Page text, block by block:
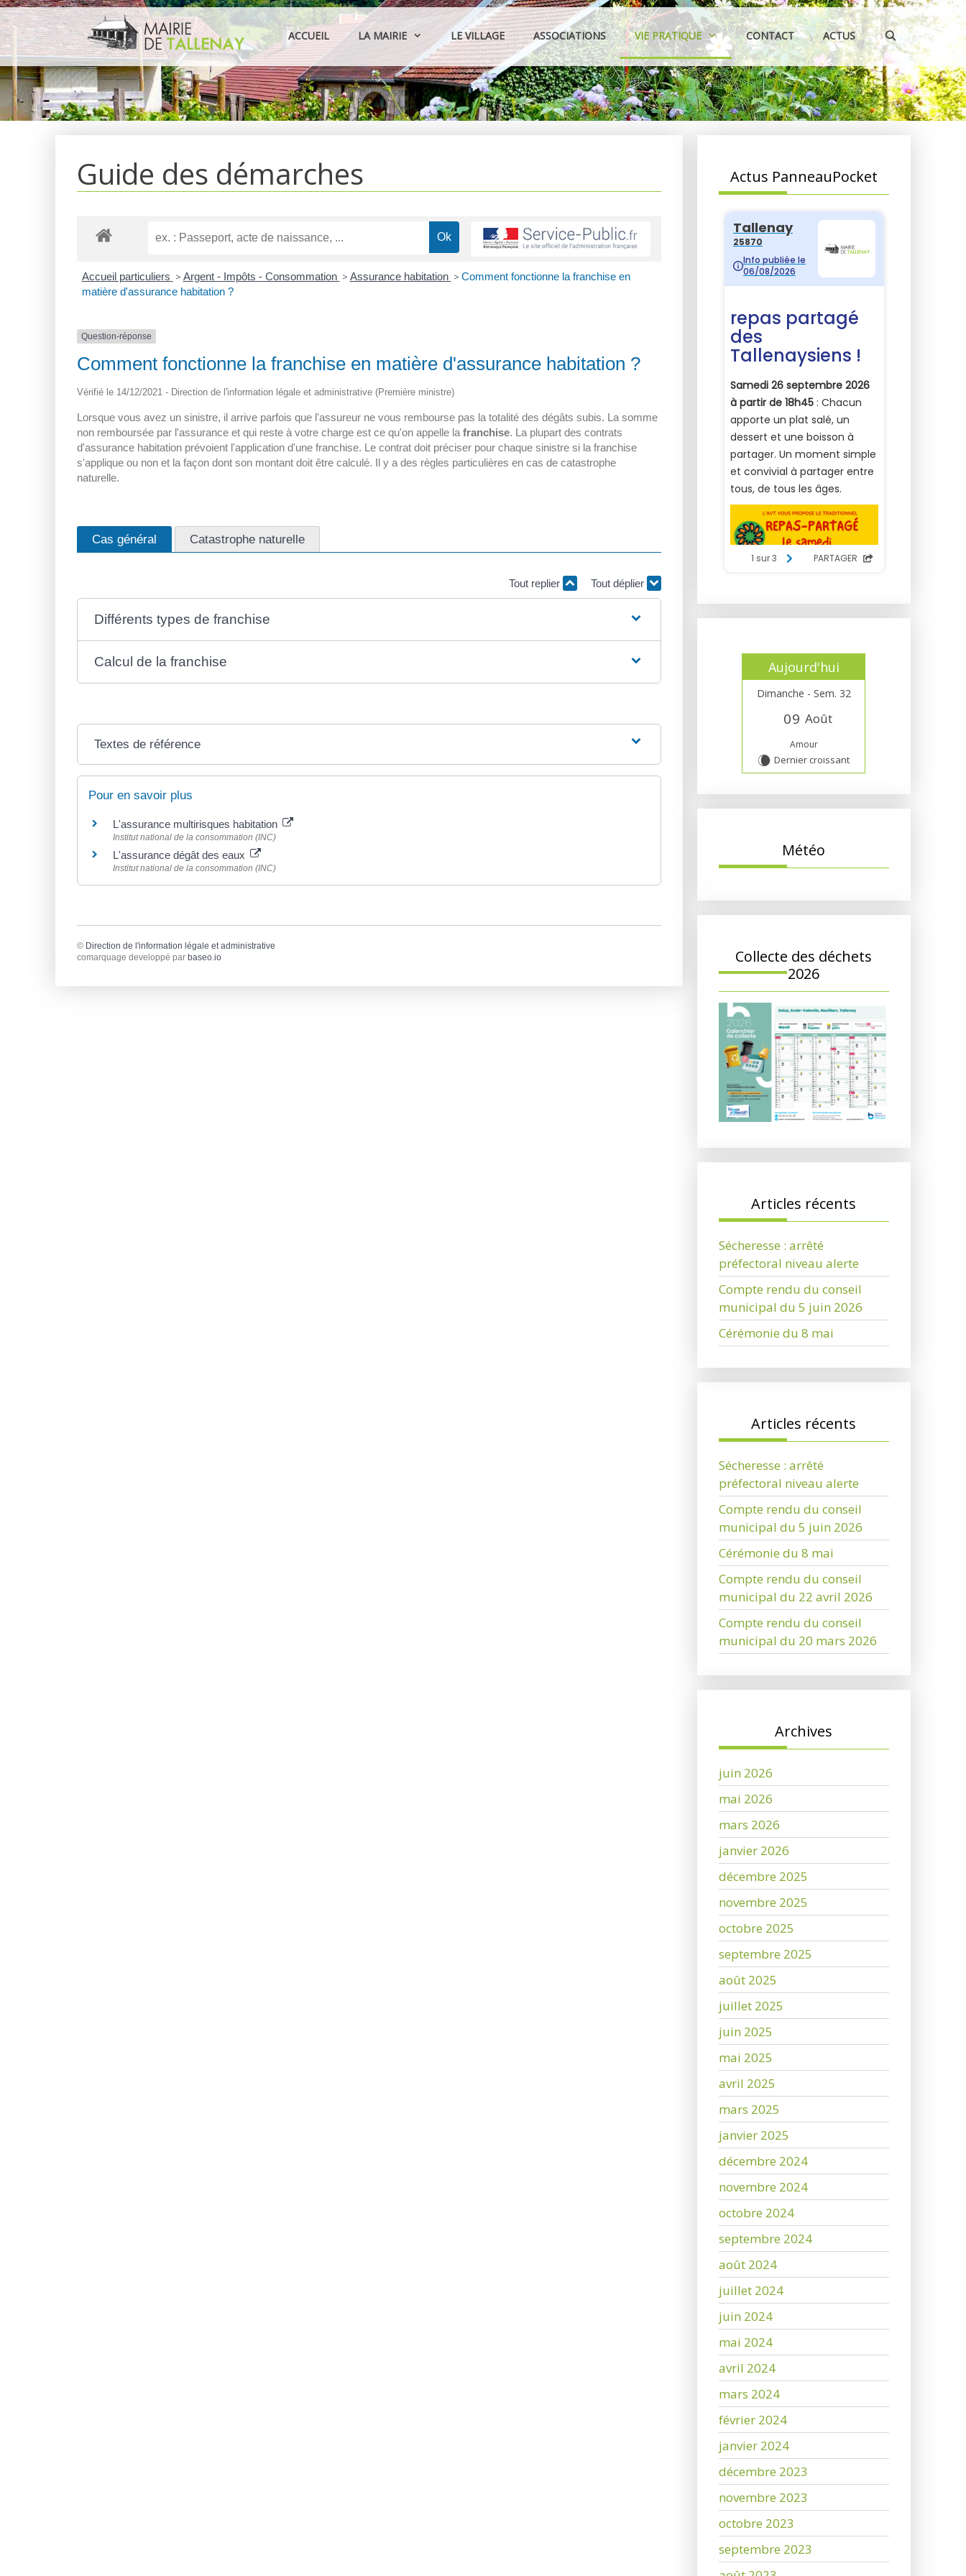
Aller
au
contenu
ACCUEIL LA MAIRIE LE VILLAGE ASSOCIATIONS VIE PRATIQUE CONTACT ACTUS
Guide des démarches
Accueil particuliers > Argent - Impôts - Consommation > Assurance habitation > Comment fonctionne la franchise en
matière d'assurance habitation ?
Question-réponse
Comment fonctionne la franchise en matière d'assurance habitation ?
Vérifié le 14/12/2021 - Direction de l'information légale et administrative (Première ministre)
Lorsque vous avez un sinistre, il arrive parfois que l'assureur ne vous rembourse pas la totalité des dégâts subis. La somme
non remboursée par l'assurance et qui reste à votre charge est ce qu'on appelle la franchise. La plupart des contrats
d'assurance habitation prévoient l'application d'une franchise. Le contrat doit préciser pour chaque sinistre si la franchise
s'applique ou non et la façon dont son montant doit être calculé. Il y a des règles particulières en cas de catastrophe
naturelle.
Cas général Catastrophe naturelle
Tout replier Tout déplier
Différents types de franchise
Calcul de la franchise
Textes de référence
Pour en savoir plus
L'assurance multirisques habitation
Institut national de la consommation (INC)
L'assurance dégât des eaux
Institut national de la consommation (INC)
© Direction de l'information légale et administrative
comarquage developpé par baseo.io
Actus PanneauPocket
Aujourd'hui
Dimanche - Sem. 32
09 Août
Amour
W Dernier croissant
Météo
Collecte des déchets
2026
Articles récents
Sécheresse : arrêté
préfectoral niveau alerte
Compte rendu du conseil
municipal du 5 juin 2026
Cérémonie du 8 mai
Articles récents
Sécheresse : arrêté
préfectoral niveau alerte
Compte rendu du conseil
municipal du 5 juin 2026
Cérémonie du 8 mai
Compte rendu du conseil
municipal du 22 avril 2026
Compte rendu du conseil
municipal du 20 mars 2026
Archives
juin 2026
mai 2026
mars 2026
janvier 2026
décembre 2025
novembre 2025
octobre 2025
septembre 2025
août 2025
juillet 2025
juin 2025
mai 2025
avril 2025
mars 2025
janvier 2025
décembre 2024
novembre 2024
octobre 2024
septembre 2024
août 2024
juillet 2024
juin 2024
mai 2024
avril 2024
mars 2024
février 2024
janvier 2024
décembre 2023
novembre 2023
octobre 2023
septembre 2023